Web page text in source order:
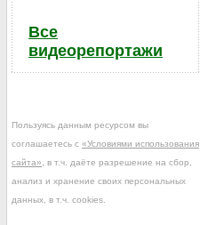
Все
видеорепортажи
Пользуясь данным ресурсом вы
соглашаетесь с «Условиями использования
сайта» , в т.ч. даёте разрешение на сбор,
анализ и хранение своих персональных
данных, в т.ч. cookies.